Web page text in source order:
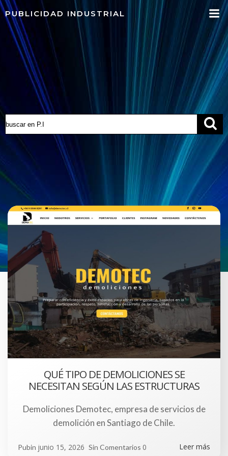
al
contenido
PUBLICIDAD INDUSTRIAL
QUÉ TIPO DE DEMOLICIONES SE
NECESITAN SEGÚN LAS ESTRUCTURAS
Demoliciones Demotec, empresa de servicios de
demolición en Santiago de Chile.
Pubin junio 15, 2026 Sin Comentarios 0 Leer más